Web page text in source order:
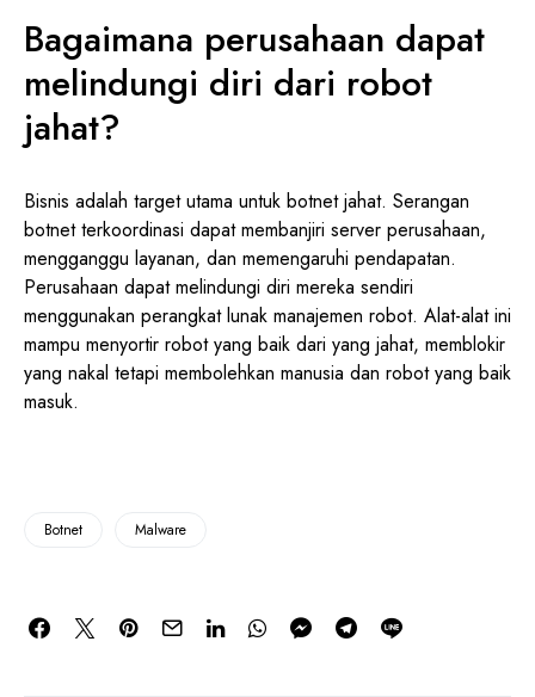
Bagaimana perusahaan dapat
melindungi diri dari robot
jahat?
Bisnis adalah target utama untuk botnet jahat. Serangan
botnet terkoordinasi dapat membanjiri server perusahaan,
mengganggu layanan, dan memengaruhi pendapatan.
Perusahaan dapat melindungi diri mereka sendiri
menggunakan perangkat lunak manajemen robot. Alat-alat ini
mampu menyortir robot yang baik dari yang jahat, memblokir
yang nakal tetapi membolehkan manusia dan robot yang baik
masuk.
Botnet Malware